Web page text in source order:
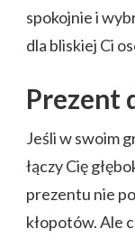
spokojnie i
dla bliskiej Ci
Prezent
Jeśli w swoim
łączy Cię
prezentu nie
kłopotów. Ale